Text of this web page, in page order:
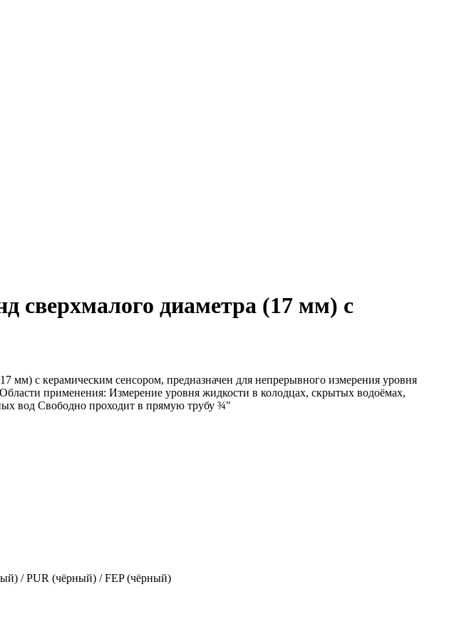
сверхмалого диаметра (17 мм) с
мм) с керамическим сенсором, предназначен для непрерывного измерения уровня
применения: Измерение уровня жидкости в колодцах, скрытых водоёмах,
вод Свободно проходит в прямую трубу ¾"
/ PUR (чёрный) / FEP (чёрный)